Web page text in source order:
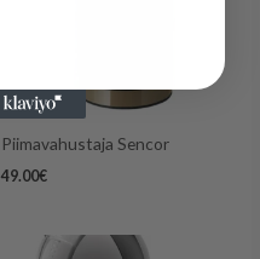
Piimavahustaja Sencor
49.00€